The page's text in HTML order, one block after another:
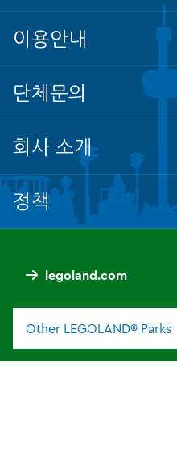
legoland.com
Other LEGOLAND® Parks
이용안내
단체문의
회사 소개
정책